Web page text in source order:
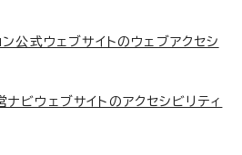
公式ウェブサイトのウェブアクセシ
ビウェブサイトのアクセシビリティ